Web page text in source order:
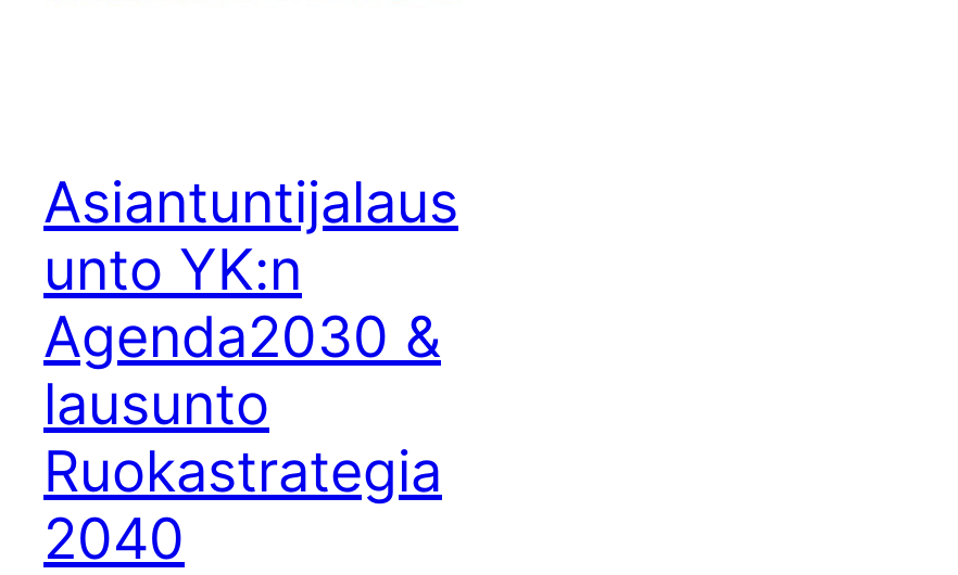
Asiantuntijalaus
unto YK:n
Agenda2030 &
lausunto
Ruokastrategia
2040